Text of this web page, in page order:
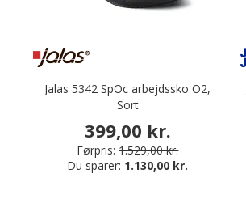
Jalas 5342 SpOc arbejdssko O2,
Sort
399,00 kr.
Førpris: 1.529,00 kr.
Du sparer: 1.130,00 kr.